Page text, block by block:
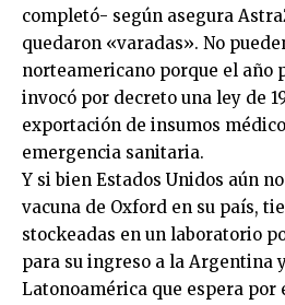
completó- según asegura
quedaron «varadas». No
norteamericano porque el año
invocó por decreto una ley de
exportación de insumos
emergencia sanitaria.
Y si bien Estados Unidos aún
vacuna de Oxford en su país,
stockeadas en un laboratorio
para su ingreso a la Argentina
Latonoamérica que espera por